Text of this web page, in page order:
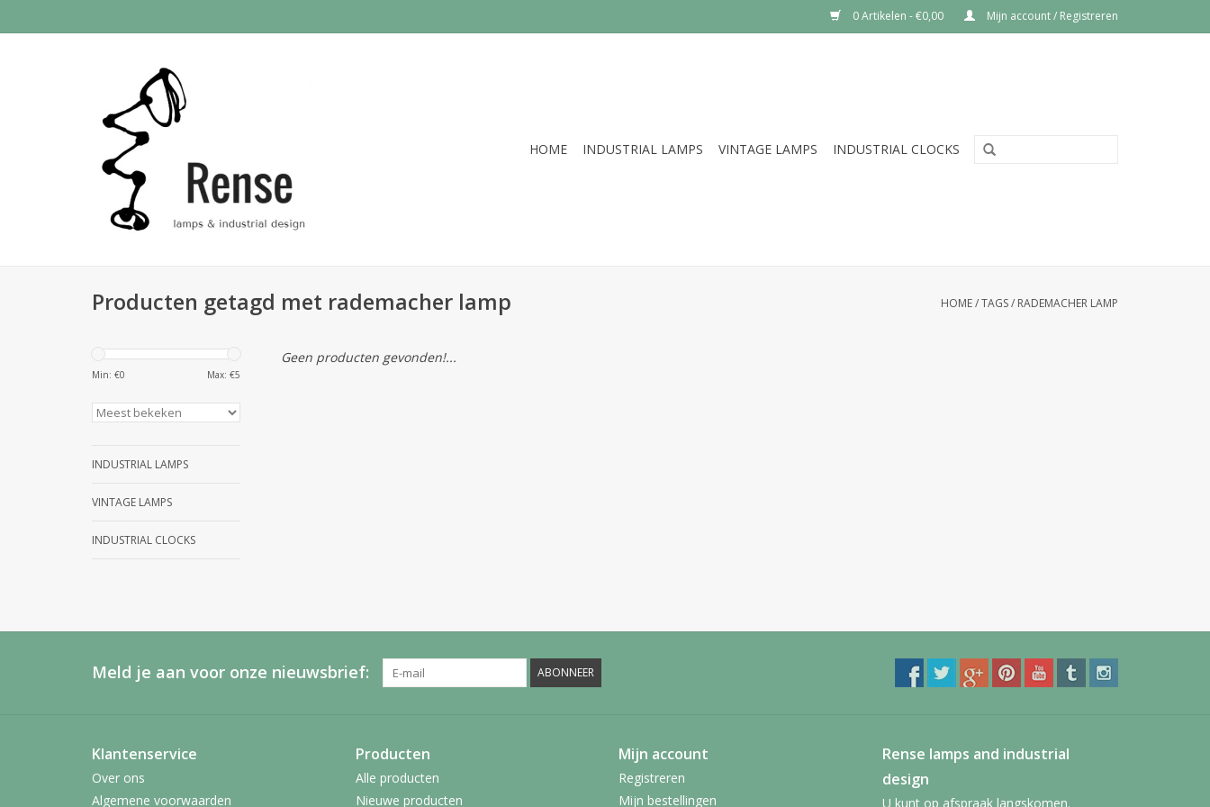
0 Artikelen - €0,00 Mijn account / Registreren
HOME INDUSTRIAL LAMPS VINTAGE LAMPS INDUSTRIAL CLOCKS
Producten getagd met rademacher lamp HOME/TAGS/ RADEMACHER LAMP
Min: €0 Max: €5
INDUSTRIAL LAMPS
VINTAGE LAMPS
INDUSTRIAL CLOCKS
Geen producten gevonden!...
Meld je aan voor onze nieuwsbrief: ABONNEER
Klantenservice
Over ons
Algemene voorwaarden
Producten
Alle producten
Nieuwe producten
Mijn account
Registreren
Mijn bestellingen
Rense lamps and industrial
design
U kunt op afspraak langskomen.